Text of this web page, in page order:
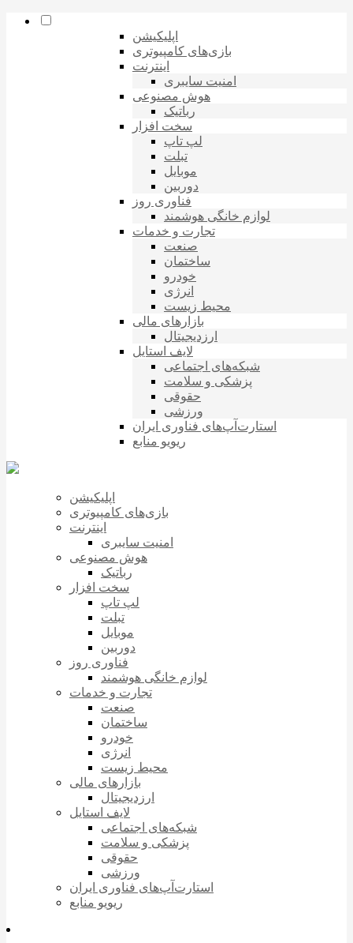
اپلیکیشن
بازی‌های کامپیوتری
اینترنت
امنیت سایبری
هوش مصنوعی
رباتیک
سخت افزار
لپ تاپ
تبلت
موبایل
دوربین
فناوری روز
لوازم خانگی هوشمند
تجارت و خدمات
صنعت
ساختمان
خودرو
انرژی
محیط زیست
بازارهای مالی
ارزدیجیتال
لایف استایل
شبکه‌های اجتماعی
پزشکی و سلامت
حقوقی
ورزشی
استارت‌آپ‌های فناوری ایران
ریویو منابع
اپلیکیشن
بازی‌های کامپیوتری
اینترنت
امنیت سایبری
هوش مصنوعی
رباتیک
سخت افزار
لپ تاپ
تبلت
موبایل
دوربین
فناوری روز
لوازم خانگی هوشمند
تجارت و خدمات
صنعت
ساختمان
خودرو
انرژی
محیط زیست
بازارهای مالی
ارزدیجیتال
لایف استایل
شبکه‌های اجتماعی
پزشکی و سلامت
حقوقی
ورزشی
استارت‌آپ‌های فناوری ایران
ریویو منابع